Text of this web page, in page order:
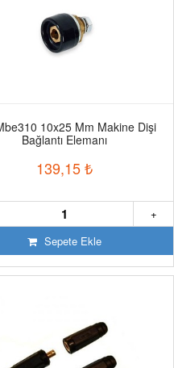
10x25 Mm Makine Dişi
Bağlantı Elemanı
139,15₺
+
Sepete Ekle